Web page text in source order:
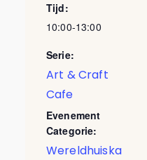
Tijd:
10:00-13:00
Serie:
Art & Craft
Cafe
Evenement
Categorie:
Wereldhuiska